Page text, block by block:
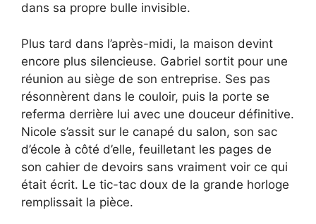
dans sa propre bulle invisible.
Plus tard dans l’après-midi, la maison devint
encore plus silencieuse. Gabriel sortit pour une
réunion au siège de son entreprise. Ses pas
résonnèrent dans le couloir, puis la porte se
referma derrière lui avec une douceur définitive.
Nicole s’assit sur le canapé du salon, son sac
d’école à côté d’elle, feuilletant les pages de
son cahier de devoirs sans vraiment voir ce qui
était écrit. Le tic-tac doux de la grande horloge
remplissait la pièce.